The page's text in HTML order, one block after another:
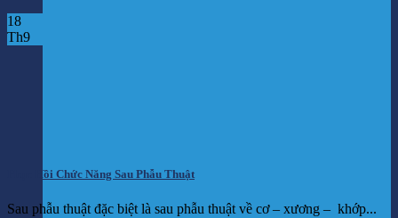
18
Th9
Phục Hồi Chức Năng Sau Phẫu Thuật
Sau phẫu thuật đặc biệt là sau phẫu thuật về cơ – xương – khớp...